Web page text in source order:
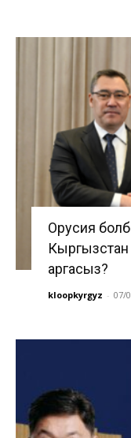
Орусия
Кыргызстан
аргасыз?
kloopkyrgyz - 07/